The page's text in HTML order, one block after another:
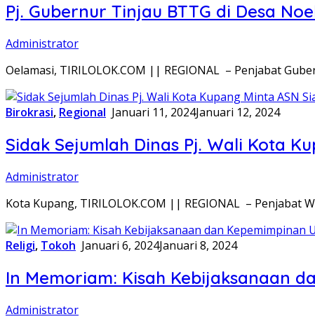
Pj. Gubernur Tinjau BTTG di Desa
Administrator
Oelamasi, TIRILOLOK.COM || REGIONAL – Penjabat
Birokrasi, Regional Januari 11, 2024Januari 12, 2024
Sidak Sejumlah Dinas Pj. Wali Kota
Administrator
Kota Kupang, TIRILOLOK.COM || REGIONAL – Penjabat
Religi, Tokoh Januari 6, 2024Januari 8, 2024
In Memoriam: Kisah Kebijaksanaan
Administrator